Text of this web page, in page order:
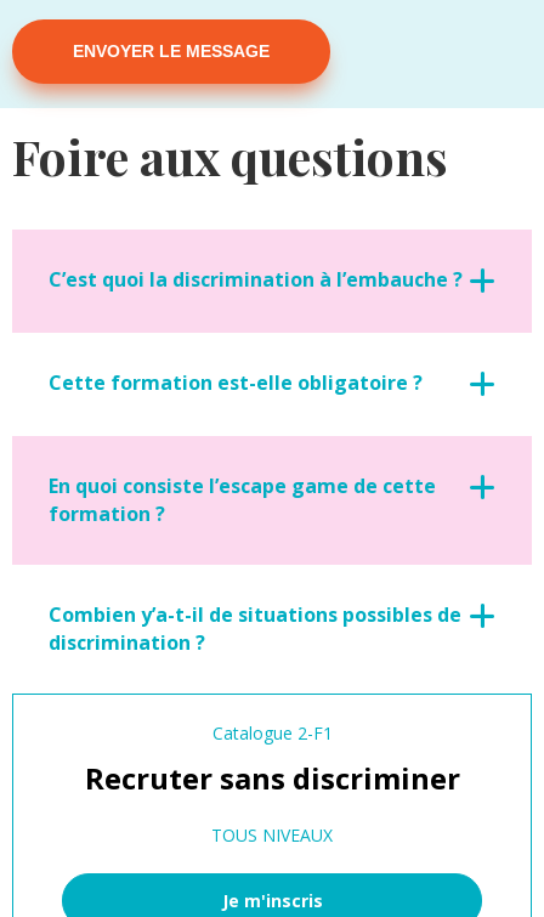
Alternative:
Foire aux questions
C’est quoi la discrimination à l’embauche ?
Cette formation est-elle obligatoire ?
En quoi consiste l’escape game de cette
formation ?
Combien y’a-t-il de situations possibles de
discrimination ?
Catalogue 2-F1
Recruter sans discriminer
TOUS NIVEAUX
Je m'inscris